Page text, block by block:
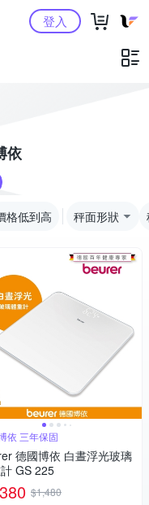
購物中心登入
依
格低到高 秤面形狀
依 三年保固
德國博依 白晝浮光玻璃
GS 225
$1,480